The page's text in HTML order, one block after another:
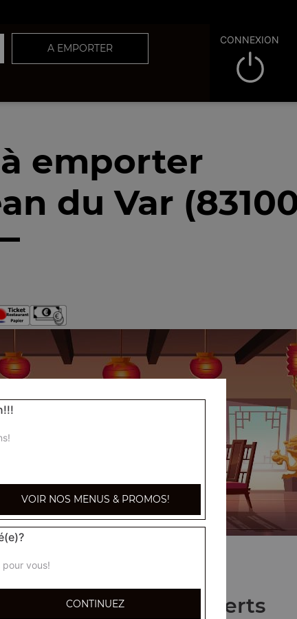
A EMPORTER
CONNEXION
emporter
du Var
Nos Desserts
VOIR NOS MENUS & PROMOS!
vous!
CONTINUEZ